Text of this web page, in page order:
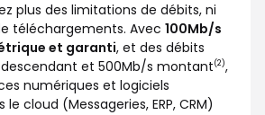
plus des limitations de débits, ni
téléchargements. Avec 100Mb/s
et garanti, et des débits
et 500Mb/s montant(2),
numériques et logiciels
cloud (Messageries, ERP, CRM)